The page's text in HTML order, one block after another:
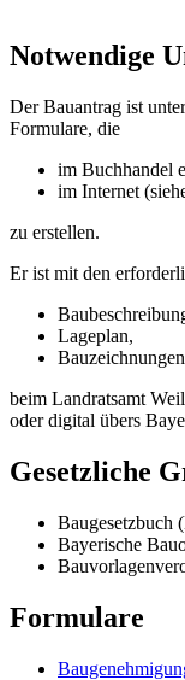
Notwendige
Der Bauantrag ist
Formulare, die
im Buchhandel
im Internet
zu erstellen.
Er ist mit den
Lageplan,
Bauzeichnungen
beim Landratsamt
oder digital übers
Gesetzliche
Baugesetzbuch
Bayerische
Formulare